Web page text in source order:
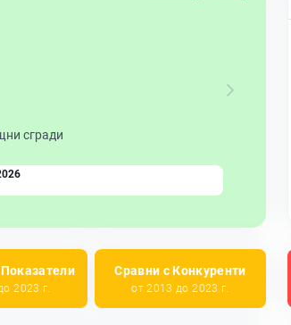
сгради
2023 г.
Сравни с Конкуренти
от 2013 до 2023 г.